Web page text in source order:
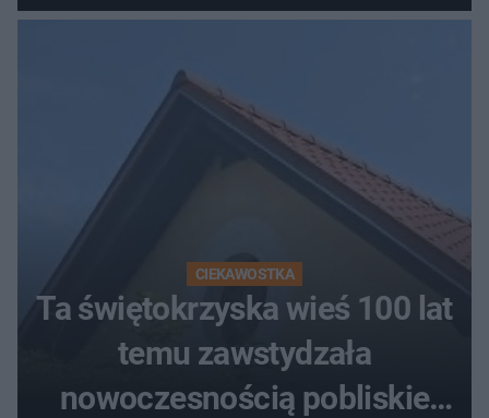
CIEKAWOSTKA
Ta świętokrzyska wieś 100 lat
temu zawstydzała
nowoczesnością pobliskie